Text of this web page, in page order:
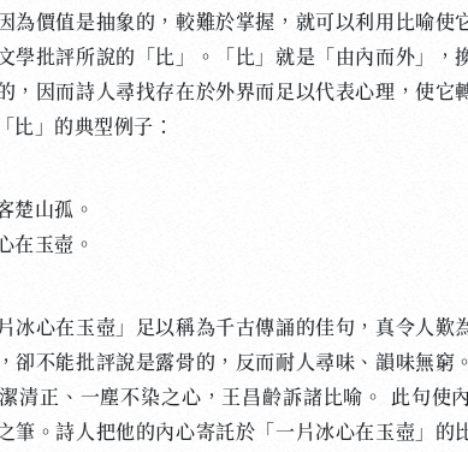
為價值是抽象的，較難於掌握，就可以利用比喻使
學批評所說的「比」。「比」就是「由內而外」，
，因而詩人尋找存在於外界而足以代表心理，使它
比」的典型例子：
楚山孤。
在玉壺。
心在玉壺」足以稱為千古傳誦的佳句，真令人歎
卻不能批評說是露骨的，反而耐人尋味、韻味無窮
清正、一塵不染之心，王昌齡訴諸比喻。 此句使
筆。詩人把他的內心寄託於「一片冰心在玉壺」的